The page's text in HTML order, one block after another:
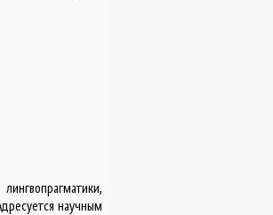
научным